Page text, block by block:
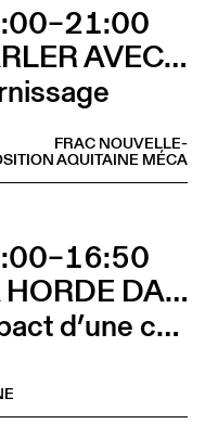
PARLER AVEC ELLES
FRAC NOUVELLE-
AQUITAINE MÉCA
LA HORDE DANS LES PAVÉS
Impact d’une course x Stadium